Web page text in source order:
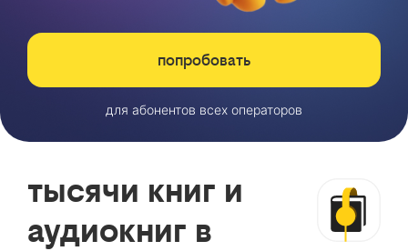
попробовать
для абонентов всех операторов
тысячи книг и
аудиокниг в